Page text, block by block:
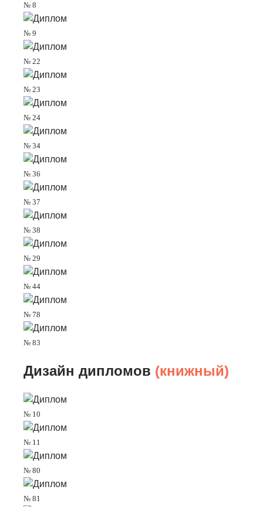
№ 8
№ 9
№ 22
№ 23
№ 24
№ 34
№ 36
№ 37
№ 38
№ 29
№ 44
№ 78
№ 83
Дизайн дипломов (книжный)
№ 10
№ 11
№ 80
№ 81